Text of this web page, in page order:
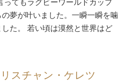
ってもラグビーワールドカップ
夢が叶いました。一瞬一瞬を噛
た。 若い頃は漠然と世界はど
スチャン・ケレツ